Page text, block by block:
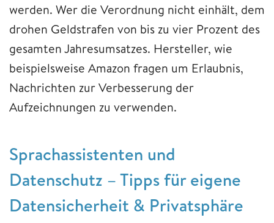
werden. Wer die Verordnung nicht einhält, dem
drohen Geldstrafen von bis zu vier Prozent des
gesamten Jahresumsatzes. Hersteller, wie
beispielsweise Amazon fragen um Erlaubnis,
Nachrichten zur Verbesserung der
Aufzeichnungen zu verwenden.
Sprachassistenten und
Datenschutz – Tipps für eigene
Datensicherheit & Privatsphäre